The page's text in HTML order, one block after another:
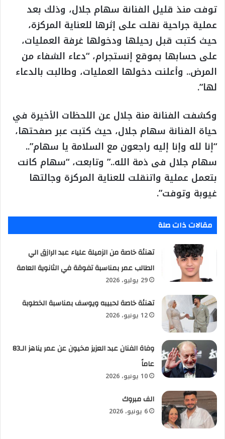
توفت منذ قليل الفنانة سهام جلال، وذلك بعد
عملية جراحية نقلت على إثرها للعناية المركزة،
حيث كتبت قبل رحيلها ودخولها غرفة العمليات،
على حسابها بموقع إنستجرام، “دعاء الشفاء من
المرض.. وأعلنت دخولها العمليات، وطالبت بالدعاء
لها”.
وكشفت الفنانة منة جلال عن اللحظات الأخيرة في
حياة الفنانة سهام جلال، حيث كتبت عبر صفحتها،
“إنا لله وإنا إليه راجعون مع السلامة يا سهام”..
سهام جلال فى ذمة الله..” وتابعت، “سهام كانت
بتعمل عملية واتنقلت للعناية المركزة وجالتها
غيوبة وتوفت”.
مقالات ذات صلة
تهنئة خاصة من الزميلة علياء عبد الرازق الي
الطالب عمر بمناسبة تفوقة في الثانوية العامة
29 يوليو، 2026
تهنئة خاصة لحبيبه ويوسف بمناسبة الخطوبة
12 يونيو، 2026
وفاة الفنان عبد العزيز مخيون عن عمر يناهز الـ83
عاماً
10 يونيو، 2026
الف مبروك
6 يونيو، 2026